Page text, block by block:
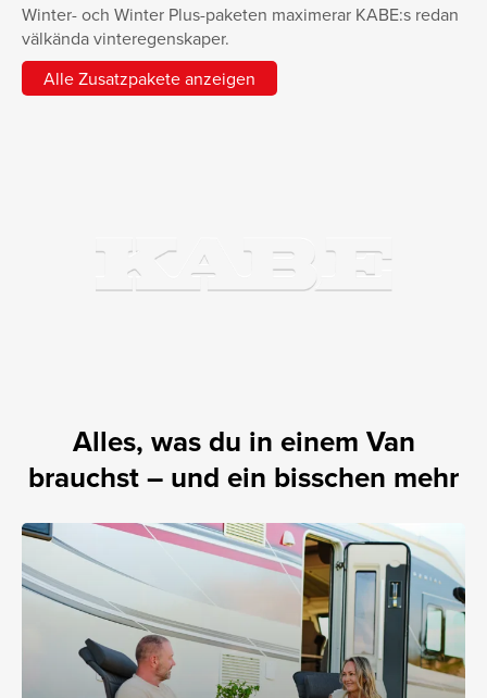
Winter- och Winter Plus-paketen maximerar KABE:s redan
välkända vinteregenskaper.
Alle Zusatzpakete anzeigen
Alles, was du in einem Van
brauchst – und ein bisschen mehr